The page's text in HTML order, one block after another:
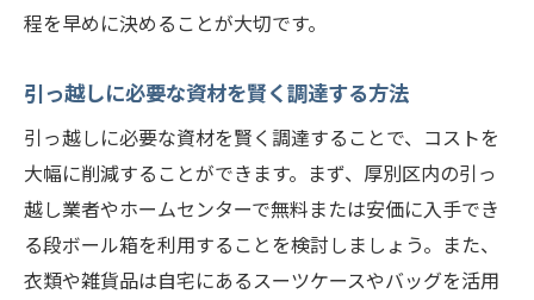
信頼できる引っ越し業者の選び方
地域密着型の業者と全国展開業者の違い
厚別区の地理と交通事情を考慮した業者選
び
料金プランとサービス内容の比較
厚別区で実績のある業者の口コミチェック
引っ越しトラブルを避けるための注意点
程を早めに決めることが大切です。
引っ越しに必要な資材を賢く調達する方法
引っ越しに必要な資材を賢く調達することで、コストを
大幅に削減することができます。まず、厚別区内の引っ
越し業者やホームセンターで無料または安価に入手でき
る段ボール箱を利用することを検討しましょう。また、
衣類や雑貨品は自宅にあるスーツケースやバッグを活用